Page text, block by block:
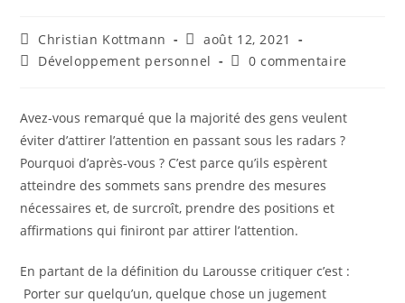
Christian Kottmann
août 12, 2021
Développement personnel
0 commentaire
Avez-vous remarqué que la majorité des gens veulent
éviter d’attirer l’attention en passant sous les radars ?
Pourquoi d’après-vous ? C’est parce qu’ils espèrent
atteindre des sommets sans prendre des mesures
nécessaires et, de surcroît, prendre des positions et
affirmations qui finiront par attirer l’attention.
En partant de la définition du Larousse critiquer c’est :
Porter sur quelqu’un, quelque chose un jugement